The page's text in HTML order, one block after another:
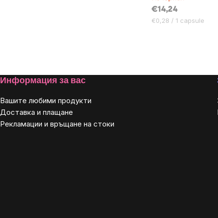
€14,24
Цена
€0,28 / 1 capsule
controls
Footer
Информация за вас
Вашите любими продукти
Доставка и плащане
Рекламации и връщане на стоки